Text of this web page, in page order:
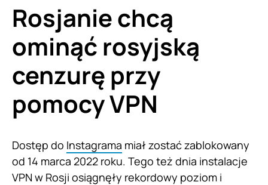
Rosjanie chcą
ominąć rosyjską
cenzurę przy
pomocy VPN
Dostęp do Instagrama miał zostać zablokowany
od 14 marca 2022 roku. Tego też dnia instalacje
VPN w Rosji osiągnęły rekordowy poziom i